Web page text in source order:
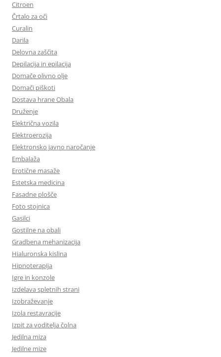
Citroen
Črtalo za oči
Curalin
Darila
Delovna zaščita
Depilacija in epilacija
Domače olivno olje
Domači piškoti
Dostava hrane Obala
Druženje
Električna vozila
Elektroerozija
Elektronsko javno naročanje
Embalaža
Erotične masaže
Estetska medicina
Fasadne plošče
Foto stojnica
Gasilci
Gostilne na obali
Gradbena mehanizacija
Hialuronska kislina
Hipnoterapija
Igre in konzole
Izdelava spletnih strani
Izobraževanje
Izola restavracije
Izpit za voditelja čolna
Jedilna miza
Jedilne mize